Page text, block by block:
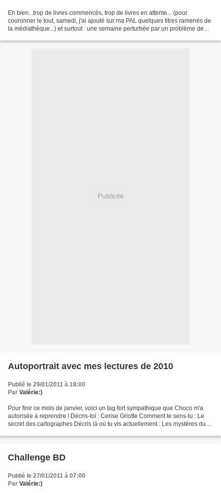
Eh bien...trop de livres commencés, trop de livres en attente... (pour
couronner le tout, samedi, j'ai ajouté sur ma PAL quelques titres ramenés de
la médiathèque...) et surtout : une semaine perturbée par un problème de
Publicité
Autoportrait avec mes lectures de 2010
Publié le 29/01/2011 à 18:00
Par Valérie:)
Pour finir ce mois de janvier, voici un tag fort sympathique que Choco m'a
autorisée à reprendre ! Décris-toi : Cerise Griotte Comment te sens-tu : Le
secret des cartographes Décris là où tu vis actuellement : Les mystères du
Challenge BD
Publié le 27/01/2011 à 07:00
Par Valérie:)